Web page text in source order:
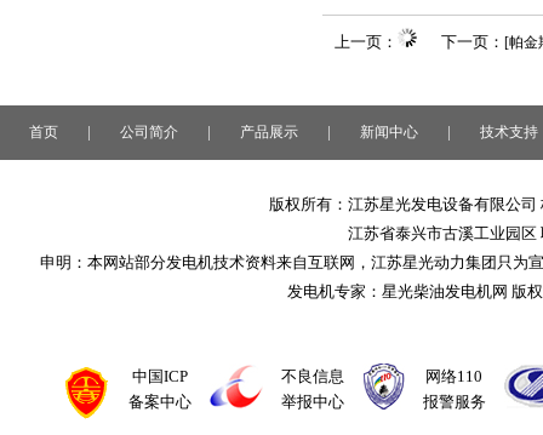
上一页： 下一页： [帕金
首页 | 公司简介 | 产品展示 | 新闻中心 | 技术支持
版权所有：江苏星光发电设备有限公司
江苏省泰兴市古溪工业园
申明：本网站部分发电机技术资料来自互联网，江苏星光动力集团只为
发电机专家：星光柴油发电机网 版
中国ICP
备案中心
不良信息
举报中心
网络110
报警服务